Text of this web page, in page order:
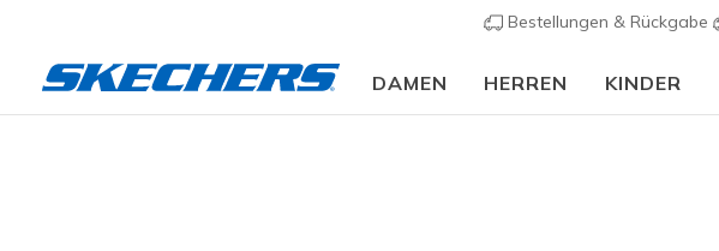
Bestellungen & Rückgabe
DAMEN HERREN KINDER